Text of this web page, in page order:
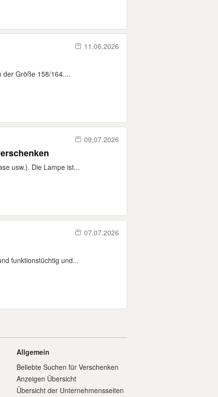
11.06.2026
der Größe 158/164....
09.07.2026
usw.). Die Lampe ist...
07.07.2026
funktionstüchtig und...
Allgemein
Beliebte Suchen für Verschenken
Anzeigen Übersicht
Übersicht der Unternehmensseiten